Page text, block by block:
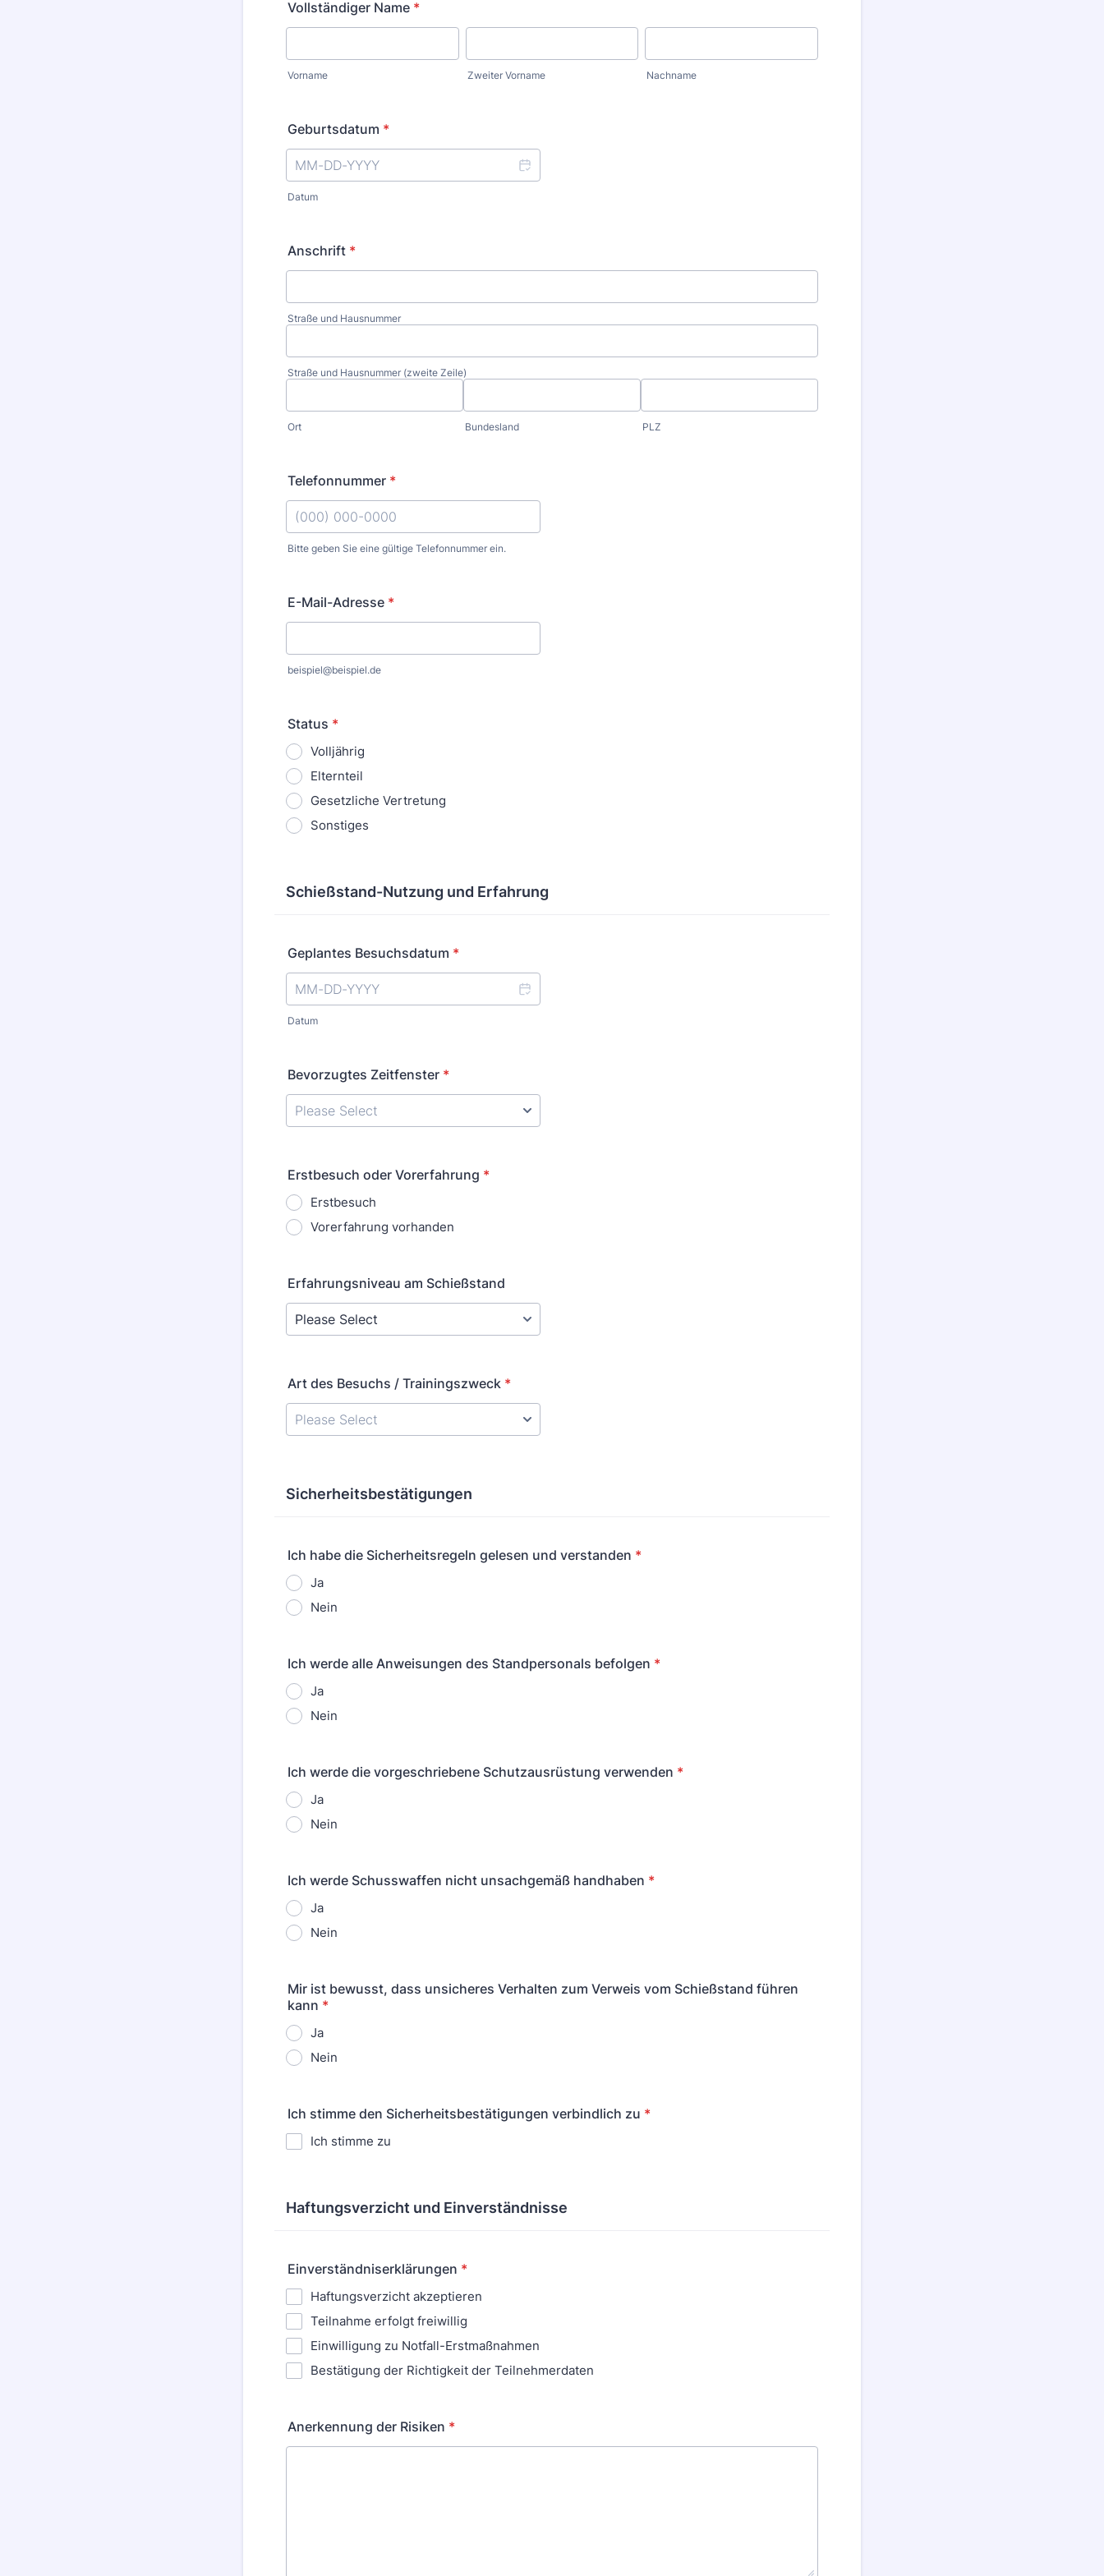
Vollständiger Name *
Vorname Zweiter Vorname Nachname
Geburtsdatum *
Datum
Anschrift *
Straße und Hausnummer
Straße und Hausnummer (zweite Zeile)
Ort Bundesland PLZ
Telefonnummer *
Bitte geben Sie eine gültige Telefonnummer ein.
E-Mail-Adresse *
beispiel@beispiel.de
Status *
Volljährig
Elternteil
Gesetzliche Vertretung
Sonstiges
Schießstand-Nutzung und Erfahrung
Geplantes Besuchsdatum *
Datum
Bevorzugtes Zeitfenster *
Erstbesuch oder Vorerfahrung *
Erstbesuch
Vorerfahrung vorhanden
Erfahrungsniveau am Schießstand
Art des Besuchs / Trainingszweck *
Sicherheitsbestätigungen
Ich habe die Sicherheitsregeln gelesen und verstanden *
Ja
Nein
Ich werde alle Anweisungen des Standpersonals befolgen *
Ja
Nein
Ich werde die vorgeschriebene Schutzausrüstung verwenden *
Ja
Nein
Ich werde Schusswaffen nicht unsachgemäß handhaben *
Ja
Nein
Mir ist bewusst, dass unsicheres Verhalten zum Verweis vom Schießstand führen
kann *
Ja
Nein
Ich stimme den Sicherheitsbestätigungen verbindlich zu *
Ich stimme zu
Haftungsverzicht und Einverständnisse
Einverständniserklärungen *
Haftungsverzicht akzeptieren
Teilnahme erfolgt freiwillig
Einwilligung zu Notfall-Erstmaßnahmen
Bestätigung der Richtigkeit der Teilnehmerdaten
Anerkennung der Risiken *